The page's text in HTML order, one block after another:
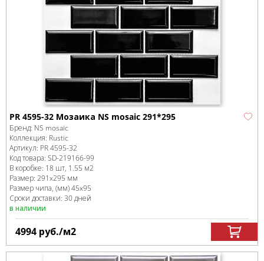
PR 4595-32 Мозаика NS mosaic 291*295
Бренд: NS mosaic
Коллекция: Rustic
Артикул: PR 4595-32
Код товара: SD-219166-99
В коробке: 18 шт, 1.55 м2
Размер: 291x295 мм
Размер чипа, (мм)45x95
Сроки доставки: 30 дней
в наличии
4994 руб./м2